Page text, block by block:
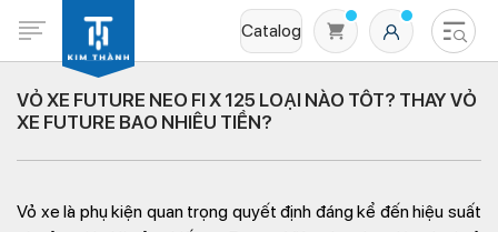
Catalog
VỎ XE FUTURE NEO FI X 125 LOẠI NÀO TỐT? THAY VỎ
XE FUTURE BAO NHIÊU TIỀN?
Vỏ xe là phụ kiện quan trọng quyết định đáng kể đến hiệu suất